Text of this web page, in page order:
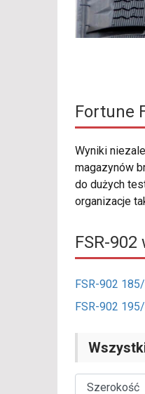
Fortune
Wyniki
magazynów
do dużych
organizacje
FSR-902
FSR-902
FSR-902